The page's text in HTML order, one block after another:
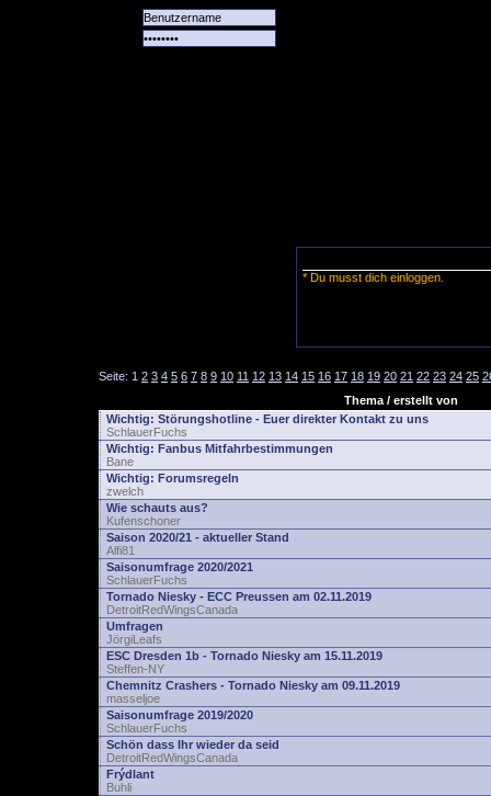
* Du musst dich einloggen.
Seite: 1 2 3 4 5 6 7 8 9 10 11 12 13 14 15 16 17 18 19 20 21 22 23 24 25
Thema / erstellt von
Wichtig: Störungshotline - Euer direkter Kontakt zu uns
SchlauerFuchs
Wichtig: Fanbus Mitfahrbestimmungen
Bane
Wichtig: Forumsregeln
zwelch
Wie schauts aus?
Kufenschoner
Saison 2020/21 - aktueller Stand
Alfi81
Saisonumfrage 2020/2021
SchlauerFuchs
Tornado Niesky - ECC Preussen am 02.11.2019
DetroitRedWingsCanada
Umfragen
JörgiLeafs
ESC Dresden 1b - Tornado Niesky am 15.11.2019
Steffen-NY
Chemnitz Crashers - Tornado Niesky am 09.11.2019
masseljoe
Saisonumfrage 2019/2020
SchlauerFuchs
Schön dass Ihr wieder da seid
DetroitRedWingsCanada
Frýdlant
Buhli